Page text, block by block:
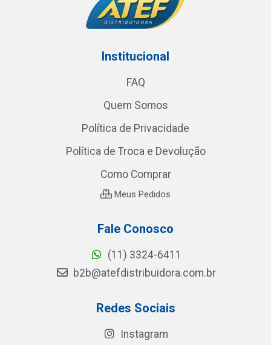
Institucional
FAQ
Quem Somos
Política de Privacidade
Política de Troca e Devolução
Como Comprar
Meus Pedidos
Fale Conosco
(11) 3324-6411
b2b@atefdistribuidora.com.br
Redes Sociais
Instagram